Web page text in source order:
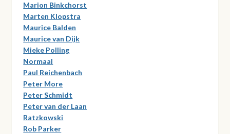
Marion Binkchorst
Marten Klopstra
Maurice Balden
Maurice van Dijk
Mieke Polling
Normaal
Paul Reichenbach
Peter More
Peter Schmidt
Peter van der Laan
Ratzkowski
Rob Parker